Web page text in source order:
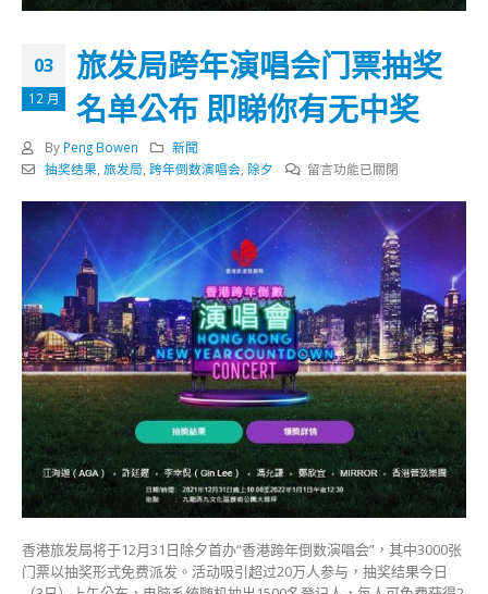
03
12 月
旅发局跨年演唱会门票抽奖
名单公布 即睇你有无中奖
By Peng Bowen
新聞
抽奖结果 旅发局 跨年倒数演唱会 除夕
在
发
局
跨
演
唱
会
门
票
抽
奖
名
单
公
布
睇
你
留言功能已關閉
香港旅发局将于12月31日除夕首办“香港跨年倒数演唱会”，其中3000张
门票以抽奖形式免费派发。活动吸引超过20万人参与，抽奖结果今日